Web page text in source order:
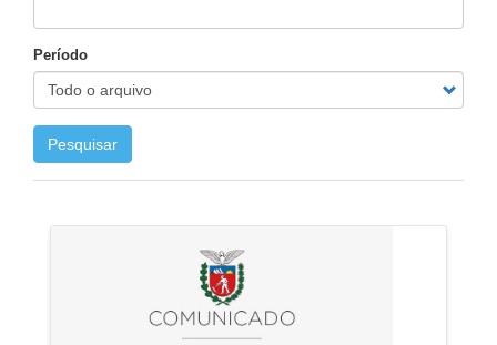
Período
Pesquisar